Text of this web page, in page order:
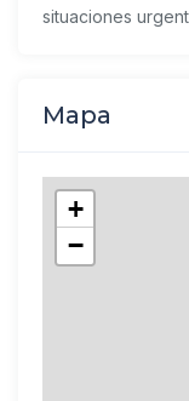
situaciones
Mapa
+
−